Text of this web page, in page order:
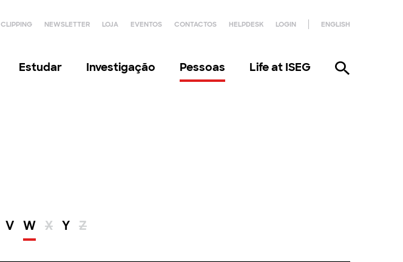
CLIPPING NEWSLETTER LOJA EVENTOS CONTACTOS HELPDESK LOGIN ENGLISH
Estudar Investigação Pessoas Life at ISEG
V W X Y Z